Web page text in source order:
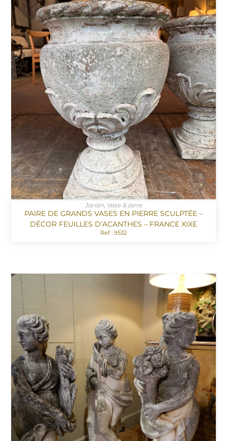
Jardin, Vase & jarre
PAIRE DE GRANDS VASES EN PIERRE SCULPTÉE –
DÉCOR FEUILLES D’ACANTHES – FRANCE XIXE
Ref : 9532